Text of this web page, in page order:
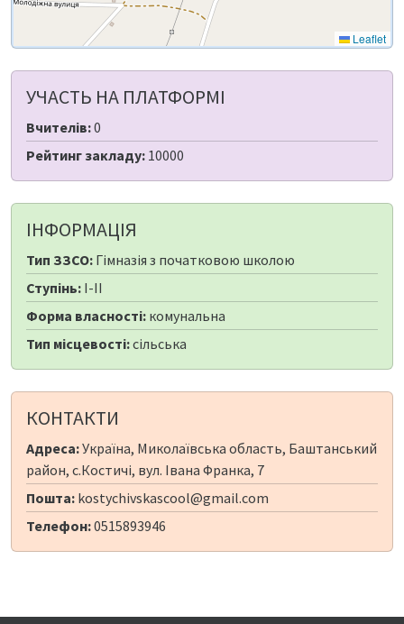
Leaflet
УЧАСТЬ НА ПЛАТФОРМІ
Вчителів:0
Рейтинг закладу: 10000
ІНФОРМАЦІЯ
Тип ЗЗСО: Гімназія з початковою школою
Ступінь: I-II
Форма власності: комунальна
Тип місцевості:сільська
КОНТАКТИ
Адреса:Україна, Миколаївська область, Баштанський
район, с.Костичі, вул. Івана Франка, 7
Пошта: kostychivskascool@gmail.com
Телефон:0515893946